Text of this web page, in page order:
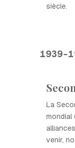
siècle.
1939-
La
mondial
venir,